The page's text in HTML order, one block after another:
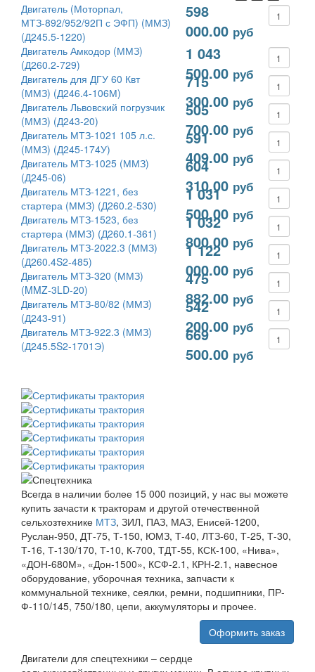
Двигатель (Моторпал,
МТЗ-892/952/92П с ЭФП) (ММЗ)
(Д245.5-1220)
598
000.00 руб
Двигатель Амкодор (ММЗ)
(Д260.2-729)
1 043
500.00 руб
Двигатель для ДГУ 60 Квт
(ММЗ) (Д246.4-106М)
715
300.00 руб
Двигатель Львовский погрузчик
(ММЗ) (Д243-20)
505
700.00 руб
Двигатель МТЗ-1021 105 л.с.
(ММЗ) (Д245-174У)
591
409.00 руб
Двигатель МТЗ-1025 (ММЗ)
(Д245-06)
604
310.00 руб
Двигатель МТЗ-1221, без
стартера (ММЗ) (Д260.2-530)
1 031
500.00 руб
Двигатель МТЗ-1523, без
стартера (ММЗ) (Д260.1-361)
1 032
800.00 руб
Двигатель МТЗ-2022.3 (ММЗ)
(Д260.4S2-485)
1 122
000.00 руб
Двигатель МТЗ-320 (ММЗ)
(MMZ-3LD-20)
475
882.00 руб
Двигатель МТЗ-80/82 (ММЗ)
(Д243-91)
542
200.00 руб
Двигатель МТЗ-922.3 (ММЗ)
(Д245.5S2-1701Э)
669
500.00 руб
Всегда в наличии более 15 000 позиций, у нас вы можете
купить зачасти к тракторам и другой отечественной
сельхозтехнике МТЗ, ЗИЛ, ПАЗ, МАЗ, Енисей-1200,
Руслан-950, ДТ-75, Т-150, ЮМЗ, Т-40, ЛТЗ-60, Т-25, Т-30,
Т-16, Т-130/170, Т-10, К-700, ТДТ-55, КСК-100, «Нива»,
«ДОН-680М», «Дон-1500», КСФ-2.1, КРН-2.1, навесное
оборудование, уборочная техника, запчасти к
коммунальной технике, сеялки, ремни, подшипники, ПР-
Ф-110/145, 750/180, цепи, аккумуляторы и прочее.
Оформить заказ
Двигатели для спецтехники – сердце